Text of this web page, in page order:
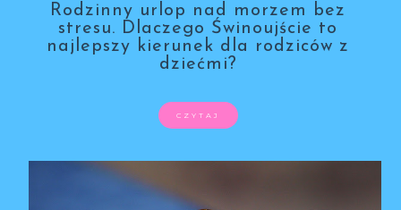
Rodzinny urlop nad morzem bez
stresu. Dlaczego Świnoujście to
najlepszy kierunek dla rodziców z
dziećmi?
CZYTAJ